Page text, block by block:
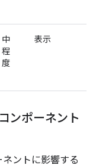
中
程
度
表示
ンポーネント
ントに影響する